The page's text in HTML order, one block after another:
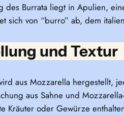
des Burrata liegt in Apulien,
sich von “burro” ab, dem
und Textur
aus Mozzarella hergestellt,
aus Sahne und
Kräuter oder Gewürze